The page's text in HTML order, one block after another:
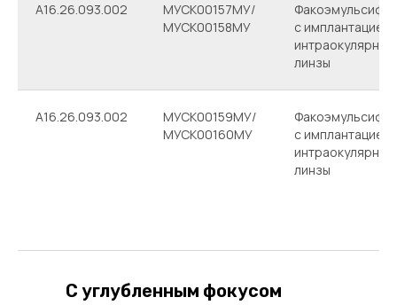
A16.26.093.002
МУСК00157МУ/
МУСК00158МУ
с имплантацией
интраокулярной
линзы
A16.26.093.002
МУСК00159МУ/
МУСК00160МУ
с имплантацией
интраокулярной
линзы
С углубленным фокусом